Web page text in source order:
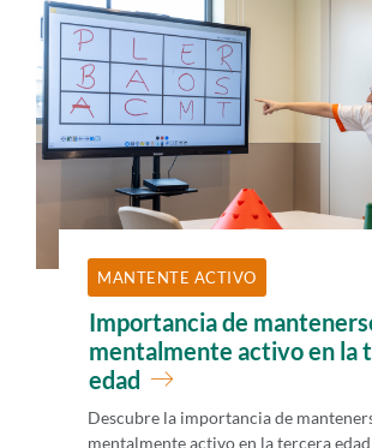
o
p
c
MANTENTE ACTIVO
Importancia de
mentalmente activo en la
edad
Descubre la importancia de
mentalmente activo en la tercera